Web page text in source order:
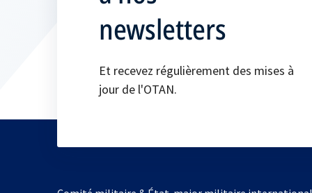
newsletters
Et recevez régulièrement des mises à
jour de l'OTAN.